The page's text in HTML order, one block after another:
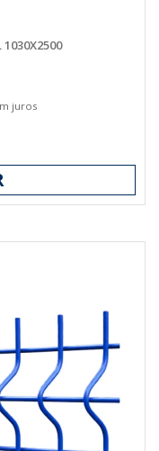
1030X2500
juros